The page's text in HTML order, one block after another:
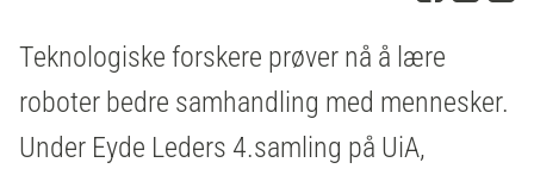
Teknologiske forskere prøver nå å lære
roboter bedre samhandling med mennesker.
Under Eyde Leders 4.samling på UiA,